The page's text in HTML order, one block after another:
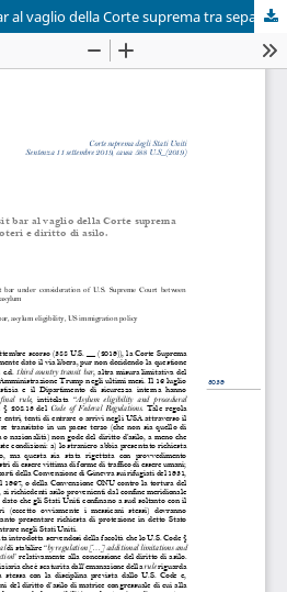
Il third country transit bar al vaglio della Corte suprema tra separazione dei poteri e diritto di asilo.